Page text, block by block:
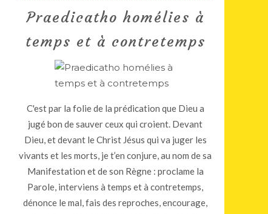
Praedicatho homélies à
temps et à contretemps
C'est par la folie de la prédication que Dieu a
jugé bon de sauver ceux qui croient. Devant
Dieu, et devant le Christ Jésus qui va juger les
vivants et les morts, je t’en conjure, au nom de sa
Manifestation et de son Règne : proclame la
Parole, interviens à temps et à contretemps,
dénonce le mal, fais des reproches, encourage,